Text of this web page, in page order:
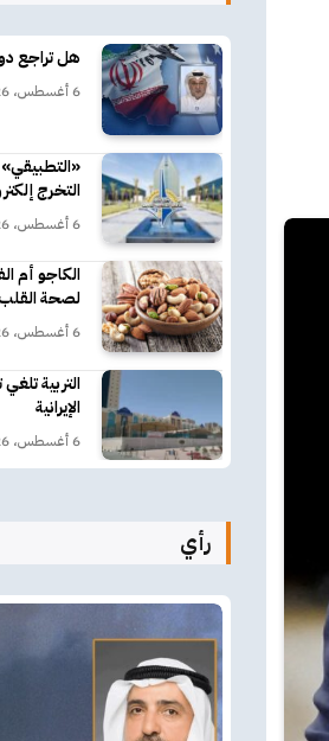
هل تراجع
6 أغسطس، 2026
التخرج
6 أغسطس، 2026
الكاجو أم
لصحة
6 أغسطس، 2026
التربية
الإيرانية
6 أغسطس، 2026
رأي